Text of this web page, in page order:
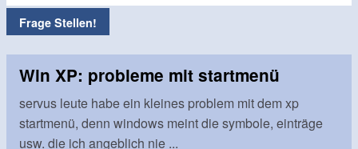
Frage Stellen!
Win XP: probleme mit startmenü
servus leute habe ein kleines problem mit dem xp
startmenü, denn windows meint die symbole, einträge
usw. die ich angeblich nie ...